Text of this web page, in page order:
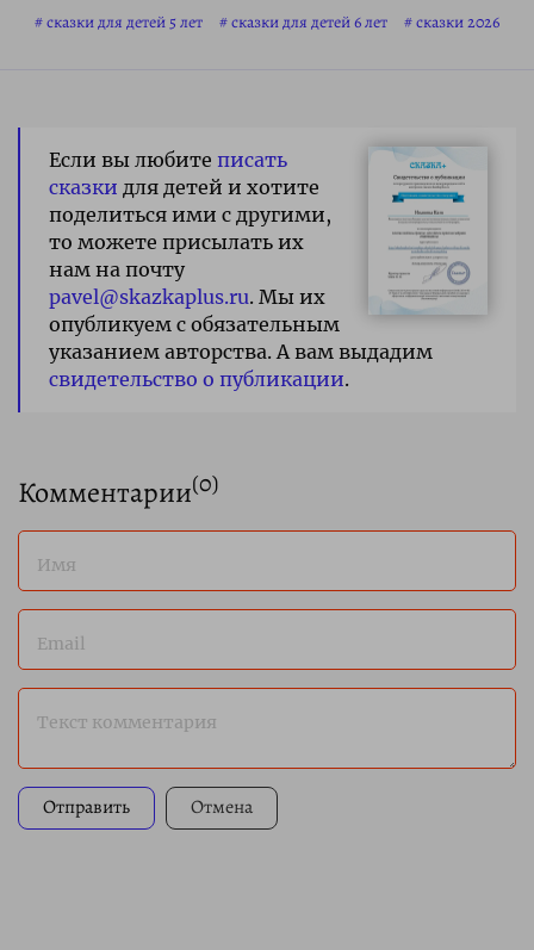
сказки для детей 5 лет
сказки для детей 6 лет сказки 2026
Если вы любите писать
сказки для детей и хотите
поделиться ими с другими,
то можете присылать их
нам на почту
pavel@skazkaplus.ru. Мы их
опубликуем с обязательным
указанием авторства. А вам выдадим
свидетельство о публикации.
Комментарии(0)
Имя
Email
Текст комментария
Отправить Отмена